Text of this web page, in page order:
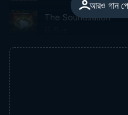
আরও গান
The Soundsation